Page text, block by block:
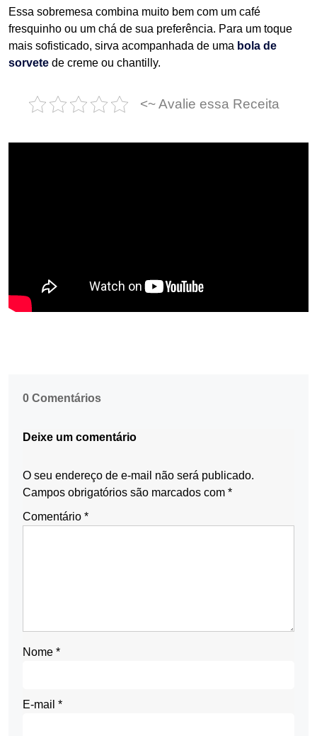
Essa sobremesa combina muito bem com um café
fresquinho ou um chá de sua preferência. Para um toque
mais sofisticado, sirva acompanhada de uma bola de
sorvete de creme ou chantilly.
<~ Avalie essa Receita
0 Comentários
Deixe um comentário
O seu endereço de e-mail não será publicado.
Campos obrigatórios são marcados com *
Comentário *
Nome *
E-mail *